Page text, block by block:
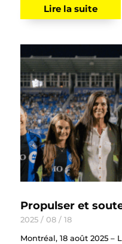
Lire la suite
Propulser et
2025 / 08 / 18
Montréal, 18 août 2025 –